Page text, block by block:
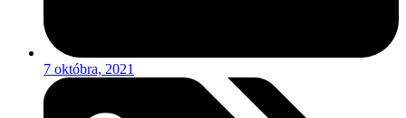
7 októbra, 2021